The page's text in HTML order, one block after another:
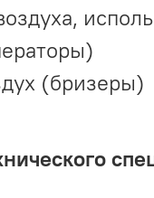
(бризеры)